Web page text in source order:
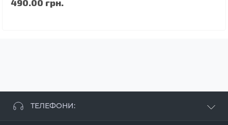
490.00 грн.
ТЕЛЕФОНИ: